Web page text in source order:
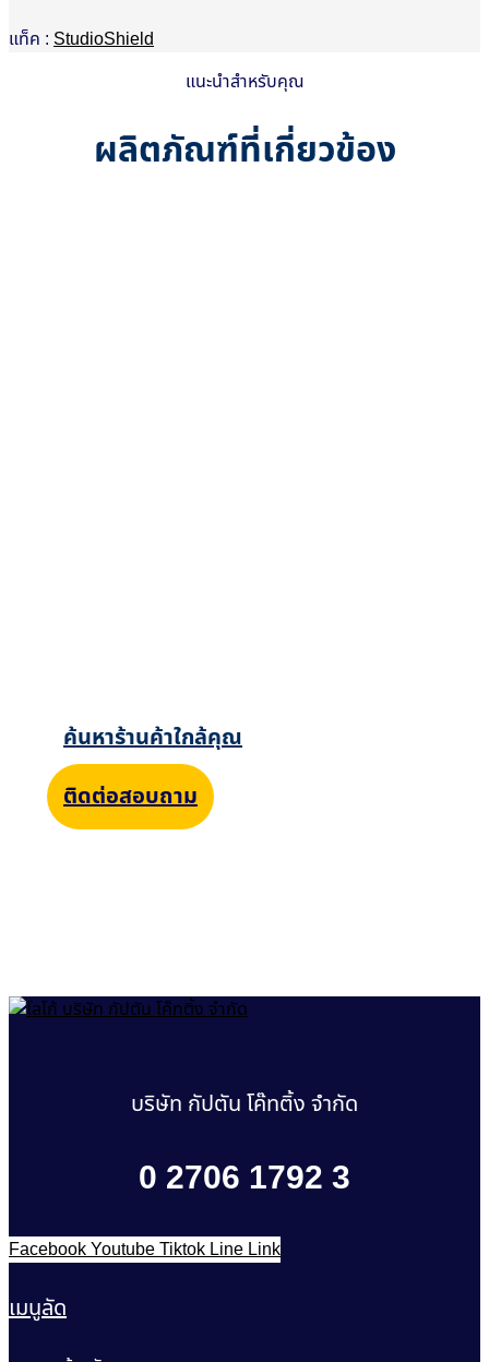
แท็ค : StudioShield
แนะนำสำหรับคุณ
ผลิตภัณฑ์ที่เกี่ยวข้อง
ค้นหาร้านค้าใกล้คุณ
ติดต่อสอบถาม
บริษัท กัปตัน โค๊ทติ้ง จำกัด
0 2706 1792 3
FacebookYoutubeTiktokLineLink
เมนูลัด